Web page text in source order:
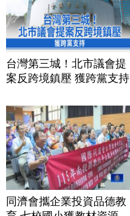
台灣第三城！北市議會提
案反跨境鎮壓 獲跨黨支持
同濟會攜企業投資品德教